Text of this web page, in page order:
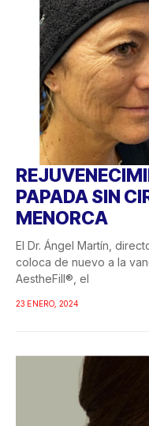
PAPADA SIN
MENORCA
El Dr. Ángel Martín,
coloca de nuevo a la
AestheFill®, el
23 ENERO, 2024